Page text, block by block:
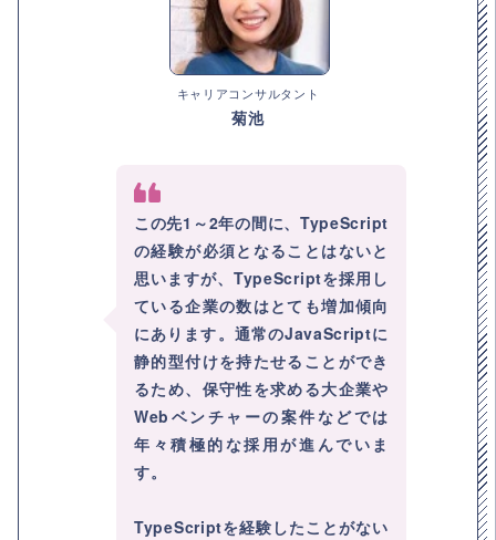
キャリアコンサルタント
菊池
この先1～2年の間に、TypeScript
の経験が必須となることはないと
思いますが、TypeScriptを採用し
ている企業の数はとても増加傾向
にあります。通常のJavaScriptに
静的型付けを持たせることができ
るため、保守性を求める大企業や
Webベンチャーの案件などでは
年々積極的な採用が進んでいま
す。
TypeScriptを経験したことがない